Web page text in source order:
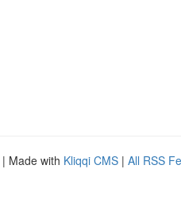
| Made with Kliqqi CMS | All RSS